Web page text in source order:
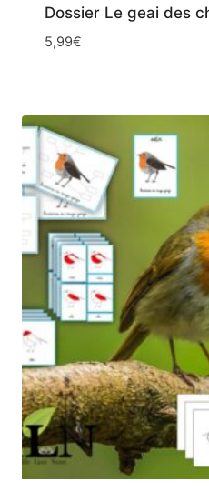
Dossier Le geai des
5,99€